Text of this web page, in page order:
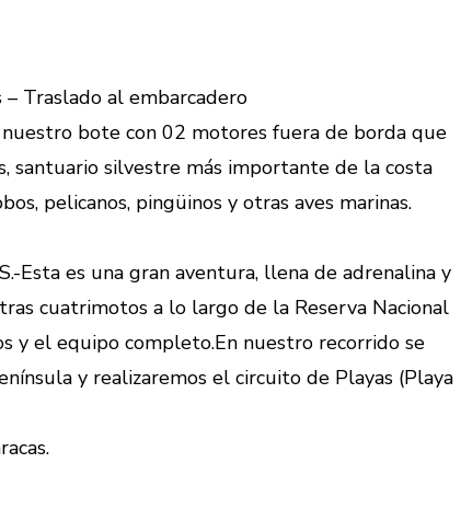
Traslado al embarcadero
bote con 02 motores fuera de borda que
santuario silvestre más importante de la costa
pelicanos, pingüinos y otras aves marinas.
Esta es una gran aventura, llena de adrenalina y
cuatrimotos a lo largo de la Reserva Nacional
y el equipo completo.En nuestro recorrido se
y realizaremos el circuito de Playas (Playa